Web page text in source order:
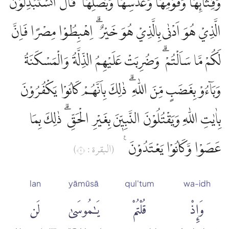
Rowwad Translation Center
Suat Yıldırım
الَّذِيْ هُوَ اَدْنٰى بِالَّذِيْ هُوَ خَيْرٌ ۗ اِهْبِطُوْا مِصْرًا فَاِنَّ
لَكُمْ مَّا سَاَلْتُمْ ۗ وَضُرِبَتْ عَلَيْهِمُ الذِّلَّةُ وَالْمَسْكَنَةُ
وَبَاۤءُوْ بِغَضَبٍ مِّنَ اللّٰهِ ۗ ذٰلِكَ بِاَنَّهُمْ كَانُوْا يَكْفُرُوْنَ
بِاٰيٰتِ اللّٰهِ وَيَقْتُلُوْنَ النَّبِيّٖنَ بِغَيْرِ الْحَقِّ ۗ ذٰلِكَ بِمَا
عَصَوْا وَّكَانُوْا يَعْتَدُوْنَ ࣖ
(البقرة : ٢)
wa-idh
وَإِذْ
qul'tum
قُلْتُمْ
yāmūsā
يَٰمُوسَىٰ
lan
لَن